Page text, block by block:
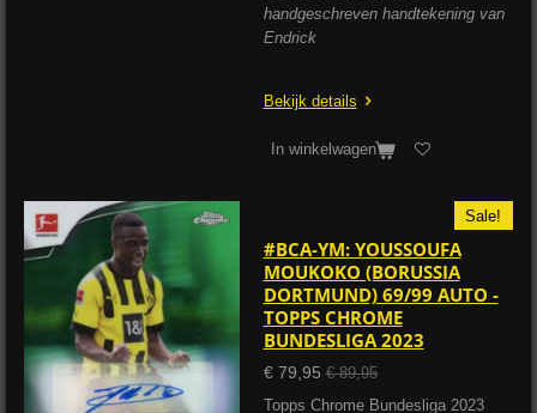
handgeschreven handtekening van
Endrick
Bekijk details
In winkelwagen
Sale!
#BCA-YM: YOUSSOUFA
MOUKOKO (BORUSSIA
DORTMUND) 69/99 AUTO -
TOPPS CHROME
BUNDESLIGA 2023
€ 79,95 € 89,95
Topps Chrome Bundesliga 2023